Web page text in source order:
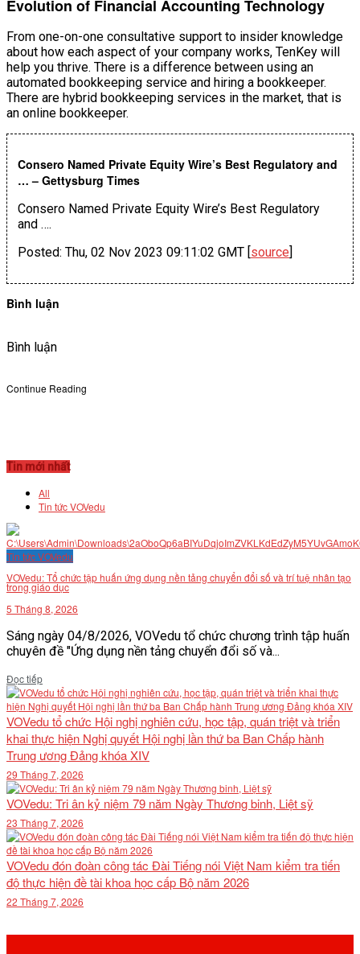
Evolution of Financial Accounting Technology
From one-on-one consultative support to insider knowledge
about how each aspect of your company works, TenKey will
help you thrive. There is a difference between using an
automated bookkeeping service and hiring a bookkeeper.
There are hybrid bookkeeping services in the market, that is
an online bookkeeper.
Consero Named Private Equity Wire’s Best Regulatory and
… – Gettysburg Times
Consero Named Private Equity Wire’s Best Regulatory
and ….
Posted: Thu, 02 Nov 2023 09:11:02 GMT [source]
Bình luận
Bình luận
Continue Reading
Tin mới nhất
All
Tin tức VOVedu
Tin tức VOVedu
VOVedu: Tổ chức tập huấn ứng dụng nền tảng chuyển đổi số và trí tuệ nhân tạo
trong giáo dục
5 Tháng 8, 2026
Sáng ngày 04/8/2026, VOVedu tổ chức chương trình tập huấn
chuyên đề "Ứng dụng nền tảng chuyển đổi số và...
Đọc tiếpDetails
VOVedu tổ chức Hội nghị nghiên cứu, học tập, quán triệt và triển
khai thực hiện Nghị quyết Hội nghị lần thứ ba Ban Chấp hành
Trung ương Đảng khóa XIV
29 Tháng 7, 2026
VOVedu: Tri ân kỷ niệm 79 năm Ngày Thương binh, Liệt sỹ
23 Tháng 7, 2026
VOVedu đón đoàn công tác Đài Tiếng nói Việt Nam kiểm tra tiến
độ thực hiện đề tài khoa học cấp Bộ năm 2026
22 Tháng 7, 2026